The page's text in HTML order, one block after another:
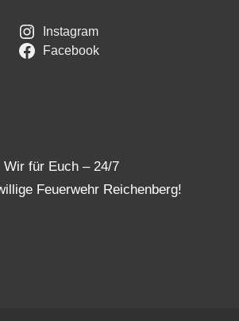
Instagram
Facebook
Wir für Euch – 24/7
Feuerwehr Reichenberg!